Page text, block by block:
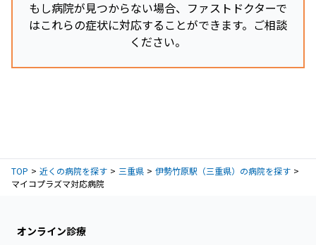
もし病院が見つからない場合、ファストドクターで
はこれらの症状に対応することができます。ご相談
ください。
TOP 近くの病院を探す 三重県
伊勢竹原駅（三重県）の病院を探す
マイコプラズマ対応病院
オンライン診療